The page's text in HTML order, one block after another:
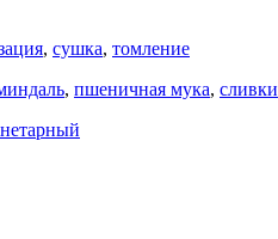
, сушка, томление
, пшеничная мука, сливки